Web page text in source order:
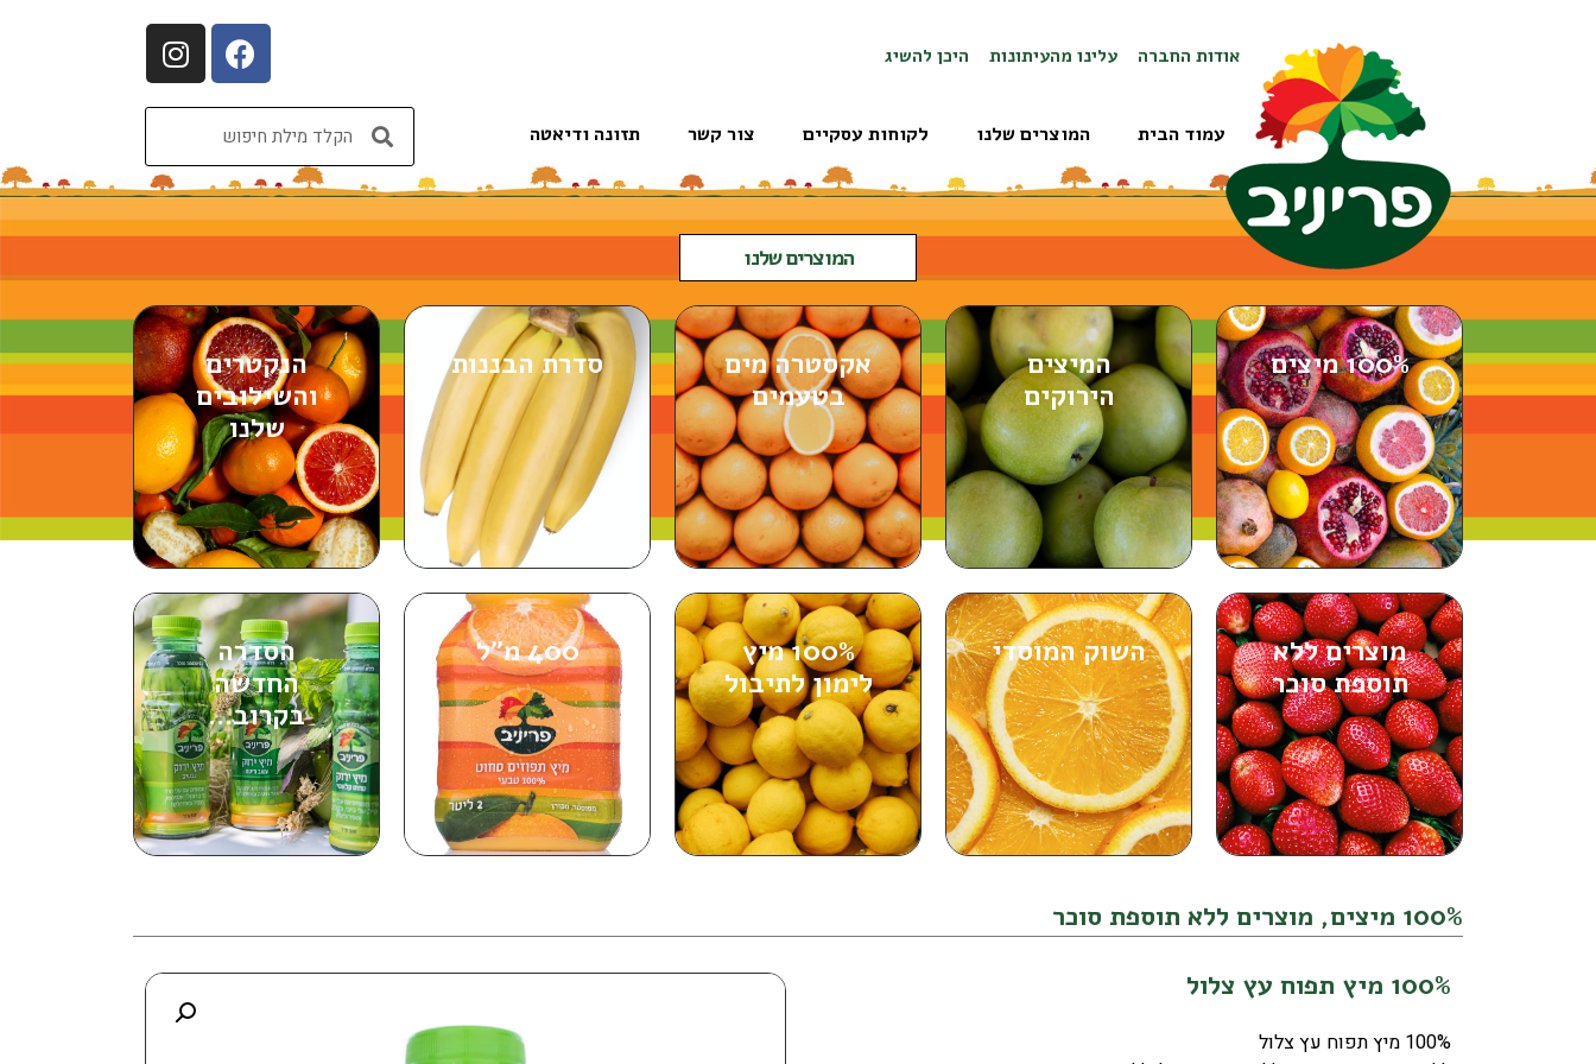
אודות החברה עלינו מהעיתונות היכן להשיג
עמוד הבית המוצרים שלנו לקוחות עסקיים צור קשר תזונה ודיאטה
המוצרים שלנו
100% מיצים
המיצים
הירוקים
אקסטרה מים
בטעמים
סדרת הבננות
הנקטרים
והשילובים
שלנו
מוצרים ללא
תוספת סוכר
השוק המוסדי
100% מיץ
לימון לתיבול
400 מ"ל
הסדרה
החדשה
בקרוב...
100% מיצים , מוצרים ללא תוספת סוכר
100% מיץ תפוח עץ צלול
100% מיץ תפוח עץ צלול